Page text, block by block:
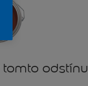
odstínu